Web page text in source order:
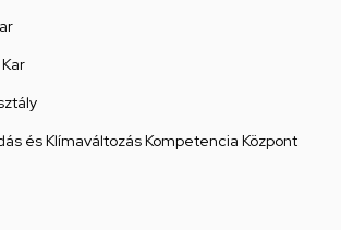
és Klímaváltozás Kompetencia Központ